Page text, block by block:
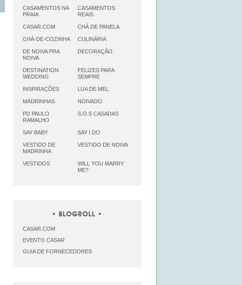
CASAMENTOS NA
PRAIA
CASAMENTOS
REAIS
CASAR.COM CHÁ DE PANELA
CHÁ-DE-COZINHA CULINÁRIA
DE NOIVA PRA
NOIVA
DECORAÇÃO
DESTINATION
WEDDING
FELIZES PARA
SEMPRE
INSPIRAÇÕES LUA DE MEL
MADRINHAS NOIVADO
PD PAULO
RAMALHO
S.O.S CASADAS
SAY BABY SAY I DO
VESTIDO DE
MADRINHA
VESTIDO DE NOIVA
VESTIDOS
WILL YOU MARRY
ME?
BLOGROLL
CASAR.COM
EVENTO CASAR
GUIA DE FORNECEDORES